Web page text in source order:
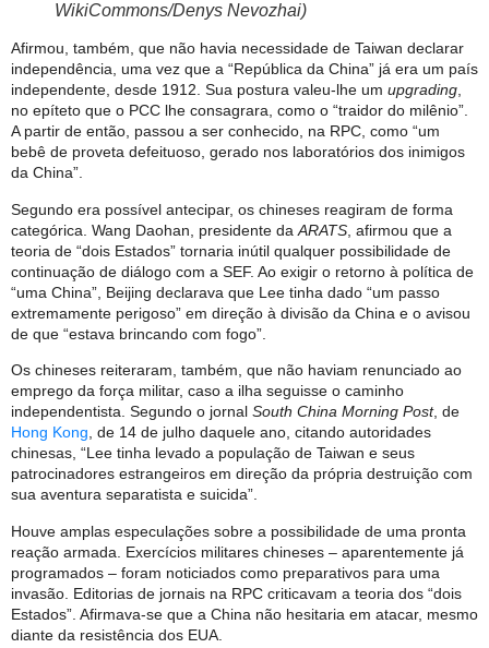
WikiCommons/Denys Nevozhai)
Afirmou, também, que não havia necessidade de Taiwan declarar
independência, uma vez que a “República da China” já era um país
independente, desde 1912. Sua postura valeu-lhe um upgrading,
no epíteto que o PCC lhe consagrara, como o “traidor do milênio”.
A partir de então, passou a ser conhecido, na RPC, como “um
bebê de proveta defeituoso, gerado nos laboratórios dos inimigos
da China”.
Segundo era possível antecipar, os chineses reagiram de forma
categórica. Wang Daohan, presidente da ARATS , afirmou que a
teoria de “dois Estados” tornaria inútil qualquer possibilidade de
continuação de diálogo com a SEF. Ao exigir o retorno à política de
“uma China”, Beijing declarava que Lee tinha dado “um passo
extremamente perigoso” em direção à divisão da China e o avisou
de que “estava brincando com fogo”.
Os chineses reiteraram, também, que não haviam renunciado ao
emprego da força militar, caso a ilha seguisse o caminho
independentista. Segundo o jornal South China Morning Post, de
Hong Kong, de 14 de julho daquele ano, citando autoridades
chinesas, “Lee tinha levado a população de Taiwan e seus
patrocinadores estrangeiros em direção da própria destruição com
sua aventura separatista e suicida”.
Houve amplas especulações sobre a possibilidade de uma pronta
reação armada. Exercícios militares chineses – aparentemente já
programados – foram noticiados como preparativos para uma
invasão. Editorias de jornais na RPC criticavam a teoria dos “dois
Estados”. Afirmava-se que a China não hesitaria em atacar, mesmo
diante da resistência dos EUA.